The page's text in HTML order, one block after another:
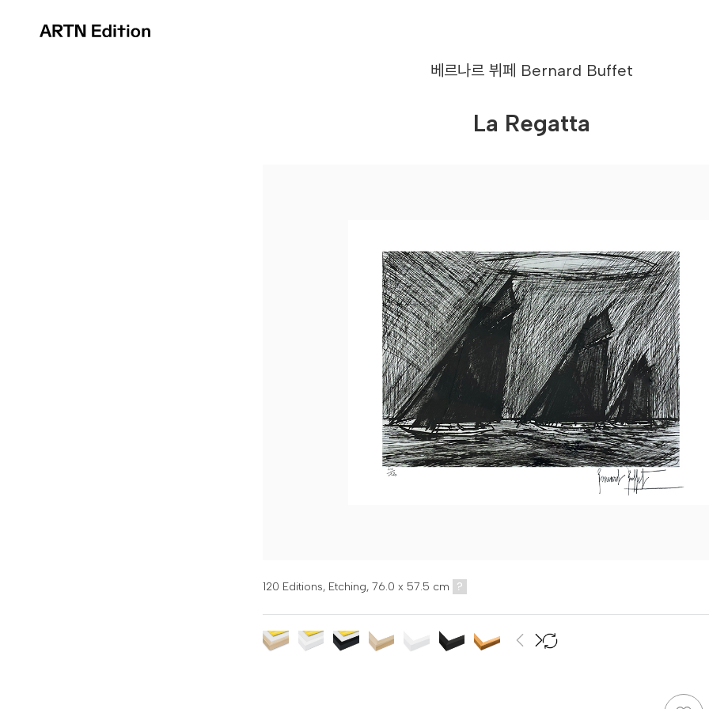
베르나르 뷔페 Bernard Buffet
La Regatta
120 Editions, Etching, 76.0 x 57.5 cm ?